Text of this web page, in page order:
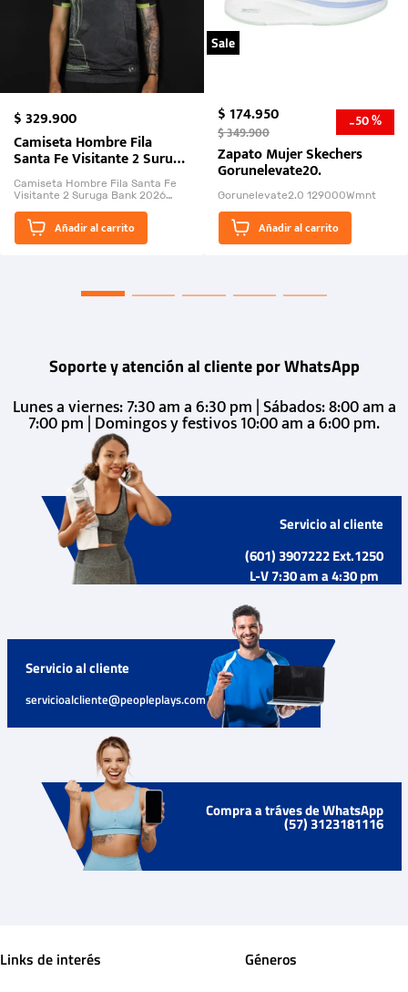
$329.900
Camiseta Hombre Fila
Santa Fe Visitante 2 Suruga
Bank 2026
Camiseta Hombre Fila Santa Fe
Visitante 2 Suruga Bank 2026
El Rugido del Sol Naciente:
“Primeros para la Et...
Añadir al carrito
Sale
$174.950
$349.900 -50 %
Zapato Mujer Skechers
Gorunelevate20.
Gorunelevate2.0 129000Wmnt
Añadir al carrito
Soporte y atención al cliente por WhatsApp
Lunes a viernes: 7:30 am a 6:30 pm | Sábados: 8:00 am a
7:00 pm | Domingos y festivos 10:00 am a 6:00 pm.
Servicio al cliente
(601) 3907222 Ext.1250
L-V 7:30 am a 4:30 pm
Servicio al cliente
servicioalcliente@peopleplays.com
Compra a tráves de WhatsApp
(57) 3123181116
Links de interés Géneros